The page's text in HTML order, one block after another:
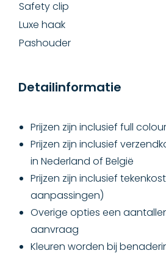
Safety clip
Luxe haak
Pashouder
Detailinformatie
Prijzen zijn inclusief full
Prijzen zijn inclusief
in Nederland of België
Prijzen zijn inclusief
aanpassingen)
Overige opties een
aanvraag
Kleuren worden bij